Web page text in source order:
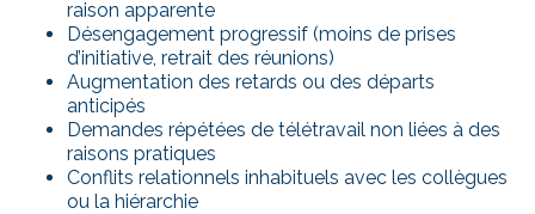
raison apparente
Désengagement progressif (moins de prises
d’initiative, retrait des réunions)
Augmentation des retards ou des départs
anticipés
Demandes répétées de télétravail non liées à des
raisons pratiques
Conflits relationnels inhabituels avec les collègues
ou la hiérarchie